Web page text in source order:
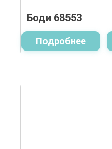
Боди 68553
Подробнее